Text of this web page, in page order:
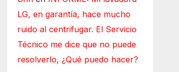
LG, en garantía, hace mucho
ruido al centrifugar. El Servicio
Técnico me dice que no puede
resolverlo, ¿Qué puedo hacer?